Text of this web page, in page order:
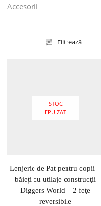
Filtrează
STOC
EPUIZAT
Lenjerie de Pat pentru copii –
băieți cu utilaje construcţii
Diggers World – 2 feţe
reversibile
Accesorii